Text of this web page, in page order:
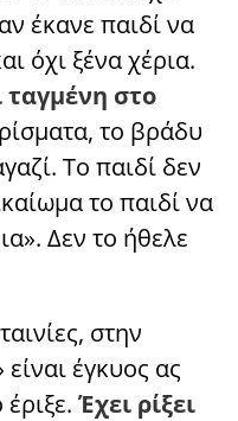
έκανε παιδί να
όχι ξένα χέρια.
ταγμένη στο
το βράδυ
Το παιδί δεν
το παιδί να
Δεν το ήθελε
στην
έγκυος ας
Έχει ρίξει